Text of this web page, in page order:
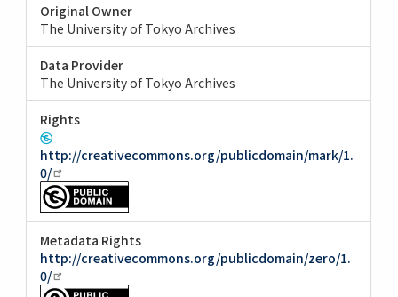
Original Owner
The University of Tokyo Archives
Data Provider
The University of Tokyo Archives
Rights
http://creativecommons.org/publicdomain/mark/1.
0/
Metadata Rights
http://creativecommons.org/publicdomain/zero/1.
0/